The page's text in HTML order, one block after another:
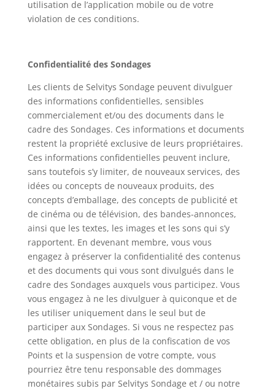
utilisation de l’application mobile ou de votre
violation de ces conditions.
Confidentialité des Sondages
Les clients de Selvitys Sondage peuvent divulguer
des informations confidentielles, sensibles
commercialement et/ou des documents dans le
cadre des Sondages. Ces informations et documents
restent la propriété exclusive de leurs propriétaires.
Ces informations confidentielles peuvent inclure,
sans toutefois s’y limiter, de nouveaux services, des
idées ou concepts de nouveaux produits, des
concepts d’emballage, des concepts de publicité et
de cinéma ou de télévision, des bandes-annonces,
ainsi que les textes, les images et les sons qui s’y
rapportent. En devenant membre, vous vous
engagez à préserver la confidentialité des contenus
et des documents qui vous sont divulgués dans le
cadre des Sondages auxquels vous participez. Vous
vous engagez à ne les divulguer à quiconque et de
les utiliser uniquement dans le seul but de
participer aux Sondages. Si vous ne respectez pas
cette obligation, en plus de la confiscation de vos
Points et la suspension de votre compte, vous
pourriez être tenu responsable des dommages
monétaires subis par Selvitys Sondage et / ou notre